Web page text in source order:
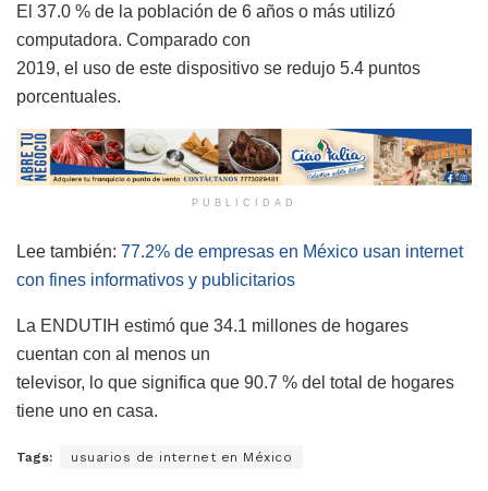
El 37.0 % de la población de 6 años o más utilizó
computadora. Comparado con
2019, el uso de este dispositivo se redujo 5.4 puntos
porcentuales.
PUBLICIDAD
Lee también: 77.2% de empresas en México usan internet
con fines informativos y publicitarios
La ENDUTIH estimó que 34.1 millones de hogares
cuentan con al menos un
televisor, lo que significa que 90.7 % del total de hogares
tiene uno en casa.
Tags: usuarios de internet en México